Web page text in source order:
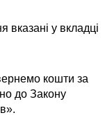
вказані у вкладці
кошти за
до Закону